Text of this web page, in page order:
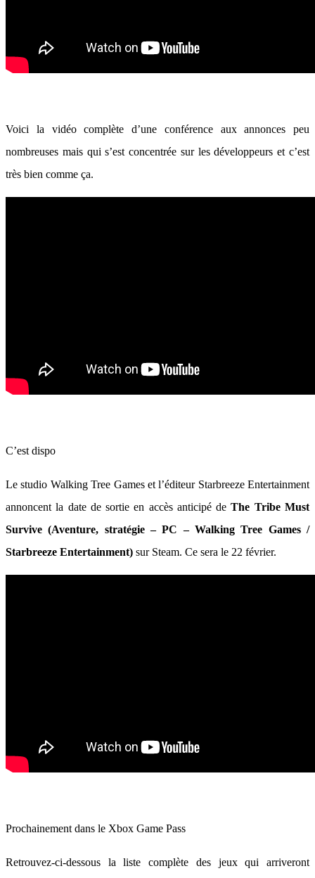
Voici la vidéo complète d’une conférence aux annonces peu
nombreuses mais qui s’est concentrée sur les développeurs et c’est
très bien comme ça.
C’est dispo
Le studio Walking Tree Games et l’éditeur Starbreeze Entertainment
annoncent la date de sortie en accès anticipé deThe Tribe Must
Survive (Aventure, stratégie – PC – Walking Tree Games /
Starbreeze Entertainment) sur Steam. Ce sera le 22 février.
Prochainement dans le Xbox Game Pass
Retrouvez-ci-dessous la liste complète des jeux qui arriveront